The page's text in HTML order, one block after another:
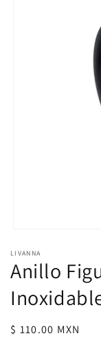
multimedia
1
en
ventana
modal
LIVANNA
Anillo
Precio
$ 110.00 MXN